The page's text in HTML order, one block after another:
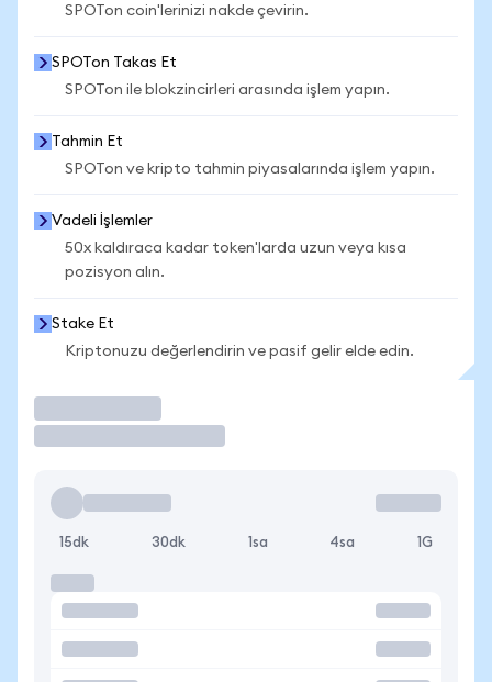
SPOTon coin'lerinizi nakde çevirin.
SPOTon Takas Et
SPOTon ile blokzincirleri arasında işlem yapın.
Tahmin Et
SPOTon ve kripto tahmin piyasalarında işlem yapın.
Vadeli İşlemler
50x kaldıraca kadar token'larda uzun veya kısa
pozisyon alın.
Stake Et
Kriptonuzu değerlendirin ve pasif gelir elde edin.
15dk 30dk 1sa 4sa 1G